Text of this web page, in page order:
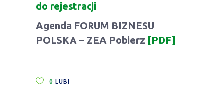
do rejestracji
Agenda FORUM BIZNESU
POLSKA – ZEA Pobierz [PDF]
0 LUBI